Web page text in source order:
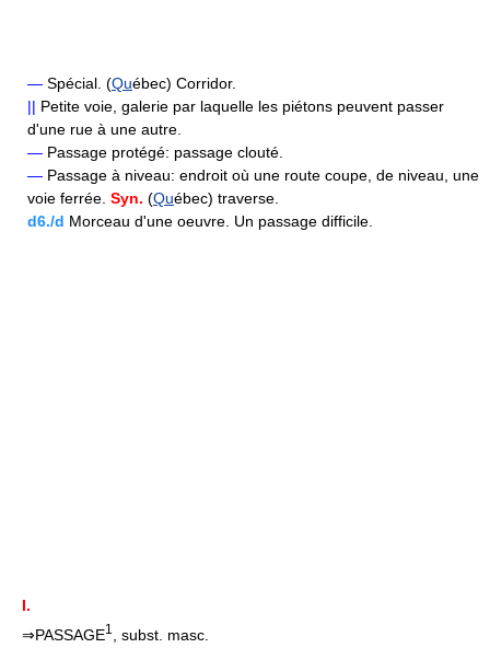
— Spécial. (Québec) Corridor.
|| Petite voie, galerie par laquelle les piétons peuvent passer
d'une rue à une autre.
— Passage protégé: passage clouté.
— Passage à niveau: endroit où une route coupe, de niveau, une
voie ferrée. Syn. (Québec) traverse.
d6./d Morceau d'une oeuvre. Un passage difficile.
I.
⇒PASSAGE1 , subst. masc.